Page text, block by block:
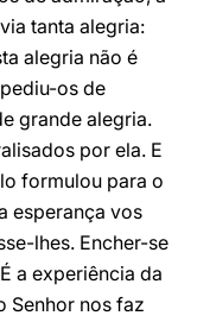
tanta alegria:
alegria não é
os de
grande alegria.
por ela. E
formulou para o
esperança vos
lhes. Encher-se
a experiência da
Senhor nos faz